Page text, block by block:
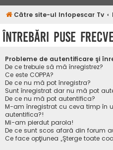
Către site-ul Infopescar Tv
Întrebări puse
Probleme de autentificare şi
De ce trebuie să mă înregistrez?
Ce este COPPA?
De ce nu mă pot înregistra?
Sunt înregistrat dar nu mă pot
De ce nu mă pot autentifica?
M-am înregistrat cu ceva timp în
autentifica?!
Mi-am pierdut parola!
De ce sunt scos afară din forum
Ce face opţiunea „Şterge toate